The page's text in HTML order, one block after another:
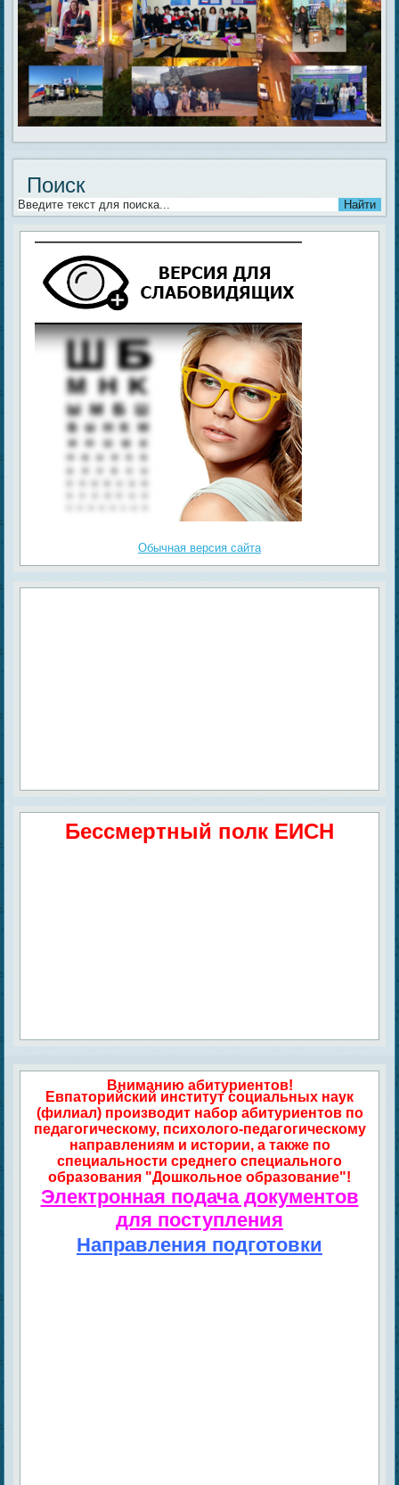
Поиск
Обычная версия сайта
Бессмертный полк ЕИСН
Вниманию абитуриентов!
Евпаторийский институт социальных наук
(филиал) производит набор абитуриентов по
педагогическому, психолого-педагогическому
направлениям и истории, а также по
специальности среднего специального
образования "Дошкольное образование"!
Электронная подача документов
для поступления
Направления подготовки